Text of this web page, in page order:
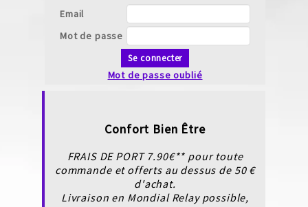
Email
Mot de passe
Se connecter
Mot de passe oublié
Confort Bien Être
FRAIS DE PORT 7.90€** pour toute
commande et offerts au dessus de 50 €
d'achat.
Livraison en Mondial Relay possible,